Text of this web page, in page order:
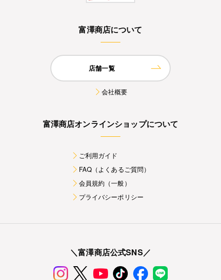
富澤商店について
店舗一覧
会社概要
富澤商店オンラインショップについて
ご利用ガイド
FAQ（よくあるご質問）
会員規約（一般）
プライバシーポリシー
＼富澤商店公式SNS／